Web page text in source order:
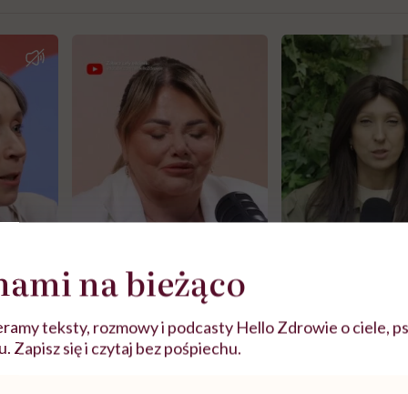
na bieżąco
teksty, rozmowy i podcasty Hello Zdrowie o ciele,
Zapisz się i czytaj bez pośpiechu.